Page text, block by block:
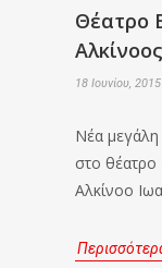
Θέατρο
18 Ιουνίου, 2015
Νέα
στο
Αλκίνοο